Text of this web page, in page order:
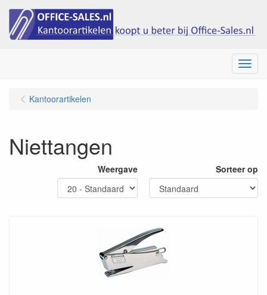
Menu
Kantoorartikelen
Niettangen
Weergave Sorteer op